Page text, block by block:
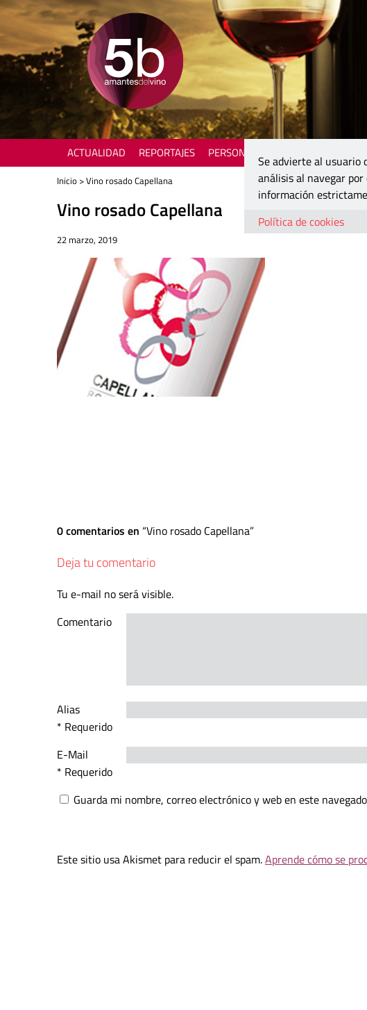
ACTUALIDAD REPORTAJES PERSONAJES
Inicio > Vino rosado Capellana
Vino rosado Capellana
22 marzo, 2019
0 comentarios en Vino rosado Capellana
Deja tu comentario
Tu e-mail no será visible.
Comentario
Alias
* Requerido
E-Mail
* Requerido
Guarda mi nombre, correo electrónico y web en este
Este sitio usa Akismet para reducir el spam.Aprende cómo se
Se advierte al usuario
análisis al navegar
información
Política de cookies